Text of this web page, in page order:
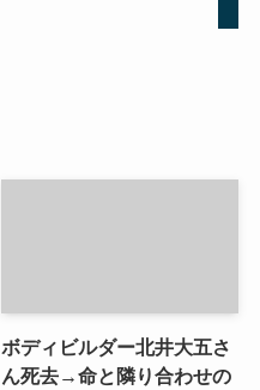
ボディビルダー北井大五さ
ん死去→命と隣り合わせの